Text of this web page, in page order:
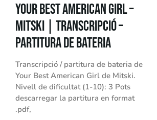
Your Best American Girl –
Mitski | Transcripció –
Partitura de Bateria
Transcripció / partitura de bateria de
Your Best American Girl de Mitski.
Nivell de dificultat (1-10): 3 Pots
descarregar la partitura en format
.pdf,